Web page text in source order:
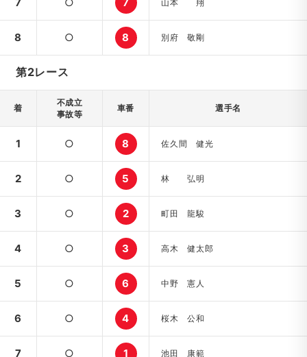
山本 翔
8 ○ 8 別府 敬剛
第2レース
着
不成立
事故等
車番 選手名
1 ○ 8 佐久間 健光
2 ○ 5 林 弘明
3 ○ 2 町田 龍駿
4 ○ 3 高木 健太郎
5 ○ 6 中野 憲人
6 ○ 4 桜木 公和
7 ○ 1 池田 康範